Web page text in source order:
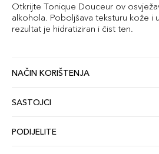
Otkrijte Tonique Douceur ov
alkohola. Poboljšava teksturu kože i
rezultat je hidratiziran i čist ten.
NAČIN KORIŠTENJA
SASTOJCI
PODIJELITE